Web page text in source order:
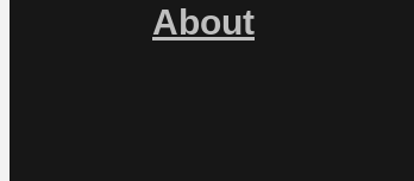
About